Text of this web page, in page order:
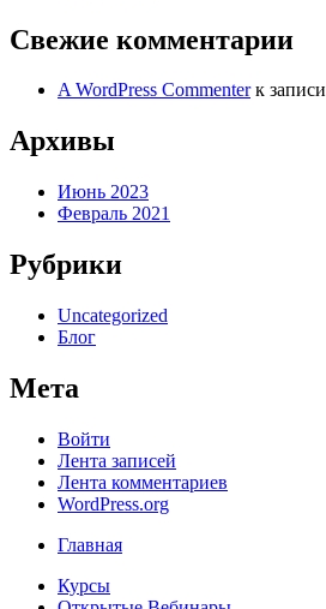
Свежие комментарии
A WordPress Commenterк записи
Архивы
Июнь 2023
Февраль 2021
Рубрики
Uncategorized
Блог
Мета
Войти
Лента записей
Лента комментариев
WordPress.org
Главная
Курсы